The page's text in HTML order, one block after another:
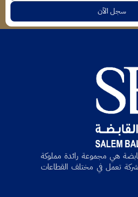
سجل الآن
هي مجموعة رائدة مملوكة
عائليًا تضم أكثر من 20 شركة تعمل في مختلف القطاعات